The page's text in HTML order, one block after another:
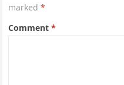
marked*
Comment*